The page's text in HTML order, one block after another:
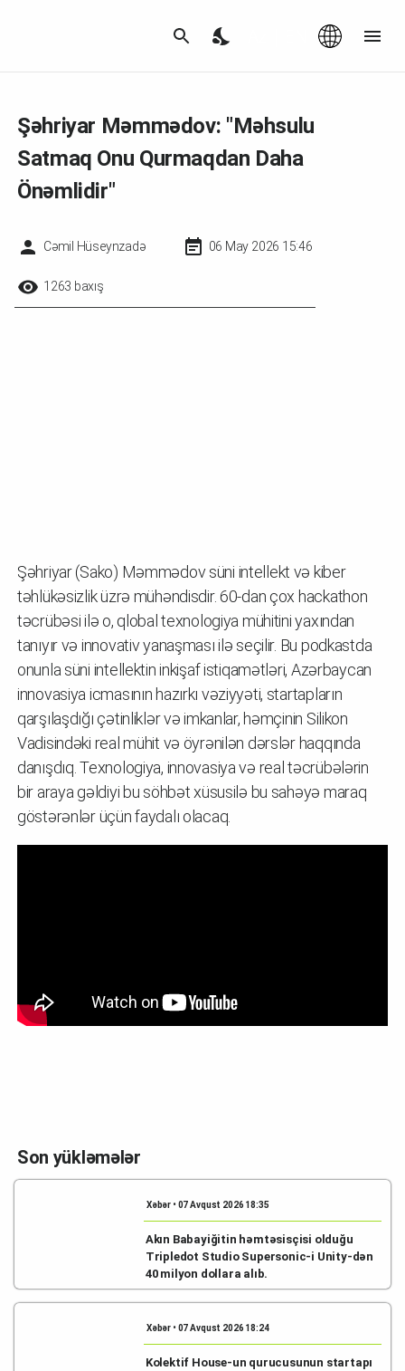
Şəhriyar Məmmədov: "Məhsulu
Satmaq Onu Qurmaqdan Daha
Önəmlidir"
Cəmil Hüseynzadə 06 May 2026 15:46
1263 baxış
Şəhriyar (Sako) Məmmədov süni intellekt və kiber
təhlükəsizlik üzrə mühəndisdir. 60-dan çox hackathon
təcrübəsi ilə o, qlobal texnologiya mühitini yaxından
tanıyır və innovativ yanaşması ilə seçilir. Bu podkastda
onunla süni intellektin inkişaf istiqamətləri, Azərbaycan
innovasiya icmasının hazırkı vəziyyəti, startapların
qarşılaşdığı çətinliklər və imkanlar, həmçinin Silikon
Vadisindəki real mühit və öyrənilən dərslər haqqında
danışdıq. Texnologiya, innovasiya və real təcrübələrin
bir araya gəldiyi bu söhbət xüsusilə bu sahəyə maraq
göstərənlər üçün faydalı olacaq.
Son yükləmələr
Xəbər • 07 Avqust 2026 18:35
Akın Babayiğitin həmtəsisçisi olduğu
Tripledot Studio Supersonic-i Unity-dən
40 milyon dollara alıb.
Xəbər • 07 Avqust 2026 18:24
Kolektif House-un qurucusunun startapı